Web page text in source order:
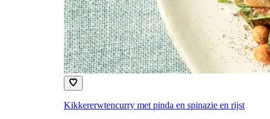
Kikkererwtencurry met pinda en spinazie en rijst